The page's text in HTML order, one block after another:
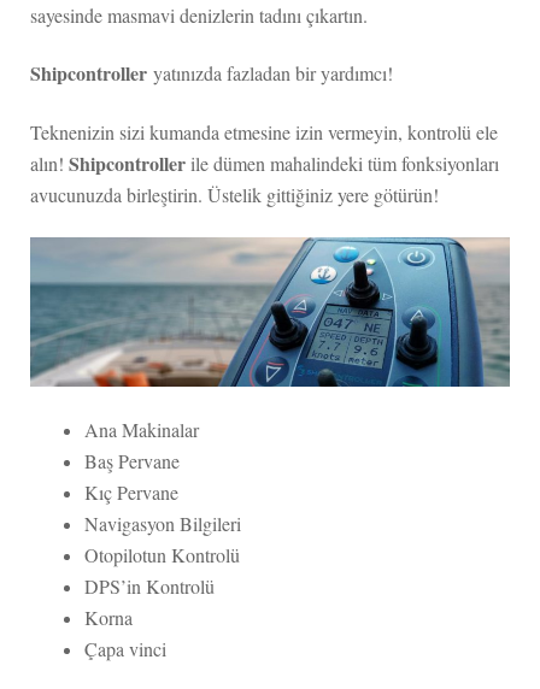
sayesinde masmavi denizlerin tadını çıkartın.
Shipcontroller yatınızda fazladan bir yardımcı!
Teknenizin sizi kumanda etmesine izin vermeyin, kontrolü ele
alın! Shipcontroller ile dümen mahalindeki tüm fonksiyonları
avucunuzda birleştirin. Üstelik gittiğiniz yere götürün!
Ana Makinalar
Baş Pervane
Kıç Pervane
Navigasyon Bilgileri
Otopilotun Kontrolü
DPS’in Kontrolü
Korna
Çapa vinci